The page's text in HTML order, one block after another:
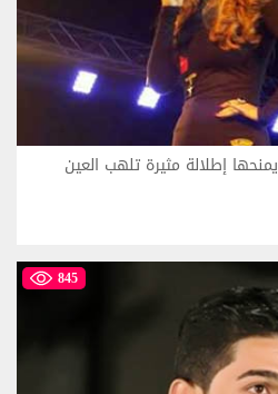
إطلالة مثيرة تلهب العين
845